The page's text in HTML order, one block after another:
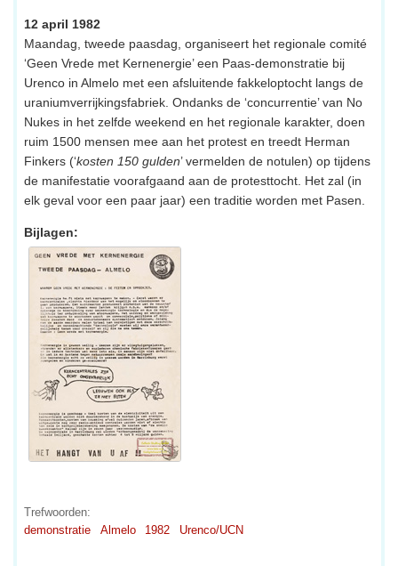
12 april 1982
Maandag, tweede paasdag, organiseert het regionale comité
‘Geen Vrede met Kernenergie’ een Paas-demonstratie bij
Urenco in Almelo met een afsluitende fakkeloptocht langs de
uraniumverrijkingsfabriek. Ondanks de ‘concurrentie’ van No
Nukes in het zelfde weekend en het regionale karakter, doen
ruim 1500 mensen mee aan het protest en treedt Herman
Finkers (‘kosten 150 gulden’ vermelden de notulen) op tijdens
de manifestatie voorafgaand aan de protesttocht. Het zal (in
elk geval voor een paar jaar) een traditie worden met Pasen.
Bijlagen:
Trefwoorden:
demonstratie
Almelo 1982 Urenco/UCN